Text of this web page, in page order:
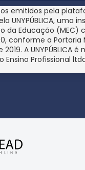
emitidos pela
UNYPÚBLICA, uma
da Educação (MEC)
conforme a Portaria
2019. A UNYPÚBLICA
Ensino Profissional